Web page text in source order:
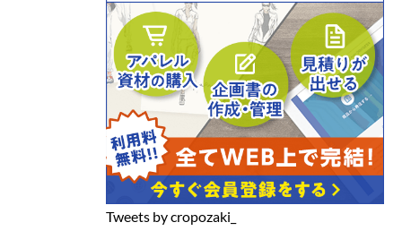
Tweets by cropozaki_